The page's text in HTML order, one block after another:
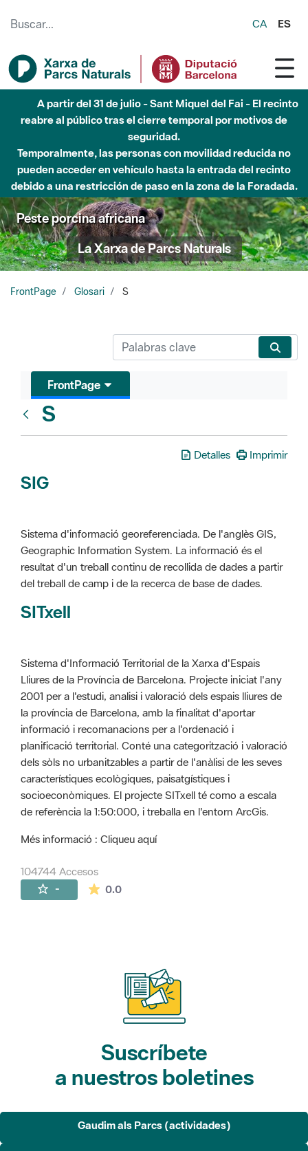
CA ES
A partir del 31 de julio - Sant Miquel del Fai - El recinto
reabre al público tras el cierre temporal por motivos de
seguridad.
Temporalmente, las personas con movilidad reducida no
pueden acceder en vehículo hasta la entrada del recinto
debido a una restricción de paso en la zona de la Foradada.
Peste porcina africana
La Xarxa de Parcs Naturals
FrontPage Glosari S
FrontPage
S
Detalles Imprimir
SIG
Sistema d'informació georeferenciada. De l'anglès GIS,
Geographic Information System. La informació és el
resultat d'un treball continu de recollida de dades a partir
del treball de camp i de la recerca de base de dades.
SITxell
Sistema d'Informació Territorial de la Xarxa d'Espais
Lliures de la Província de Barcelona. Projecte iniciat l'any
2001 per a l'estudi, analisi i valoració dels espais lliures de
la província de Barcelona, amb la finalitat d'aportar
informació i recomanacions per a l'ordenació i
planificació territorial. Conté una categorització i valoració
dels sòls no urbanitzables a partir de l'anàlisi de les seves
característiques ecològiques, paisatgístiques i
socioeconòmiques. El projecte SITxell té como a escala
de referència la 1:50:000, i treballa en l'entorn ArcGis.
Més informació : Cliqueu aquí
104744 Accesos
- 0.0La valoración media es de 0 estrellas de
Suscríbete
a nuestros boletines
Gaudim als Parcs (actividades)